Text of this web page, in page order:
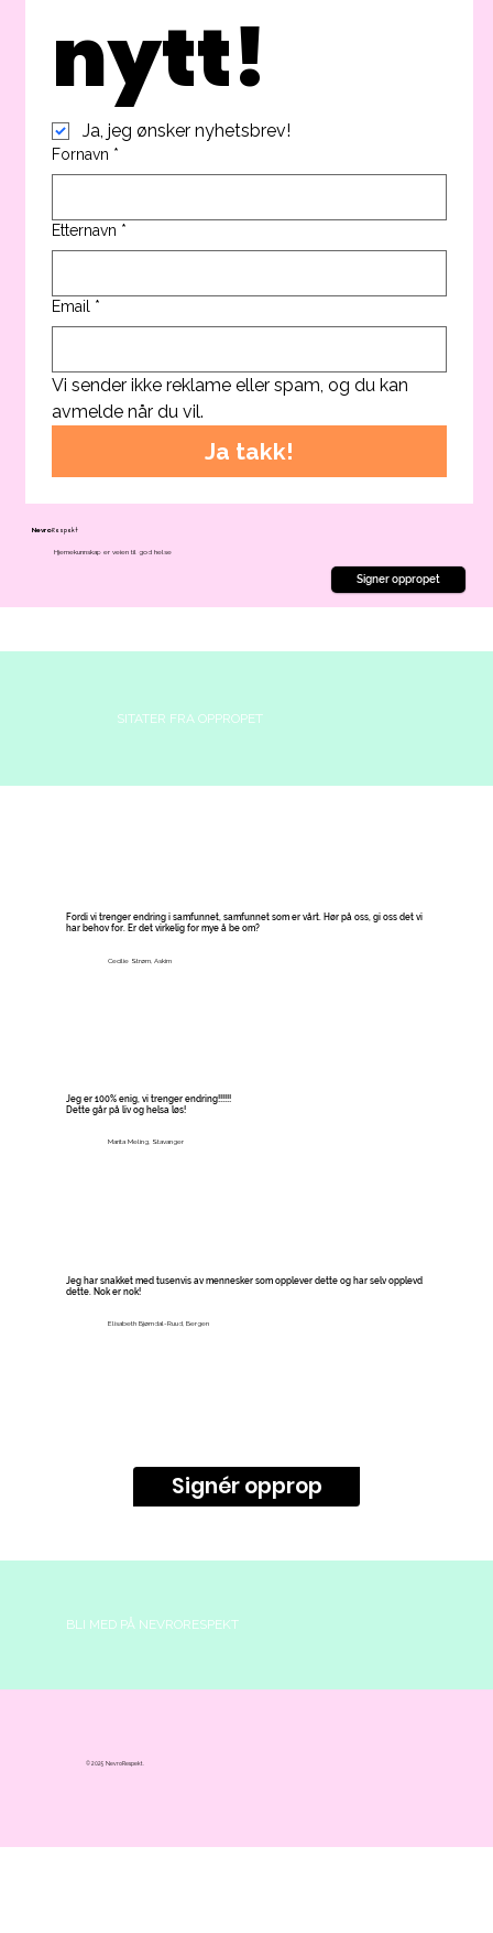
nytt!
Ja, jeg ønsker nyhetsbrev!
Fornavn *
Etternavn *
Email *
Vi sender ikke reklame eller spam, og du kan
avmelde når du vil.
Ja takk!
NevroRespekt
Hjernekunnskap er veien til god helse
Signer oppropet
SITATER FRA OPPROPET
Fordi vi trenger endring i samfunnet, samfunnet som er vårt. Hør på oss, gi oss det vi
har behov for. Er det virkelig for mye å be om?
Cecilie Strøm, Askim
Jeg er 100% enig, vi trenger endring!!!!!!
Dette går på liv og helsa løs!
Marita Meling, Stavanger
Jeg har snakket med tusenvis av mennesker som opplever dette og har selv opplevd
dette. Nok er nok!
Elisabeth Bjørndal-Ruud, Bergen
Signér opprop
BLI MED PÅ NEVRORESPEKT
© 2025 NevroRespekt.